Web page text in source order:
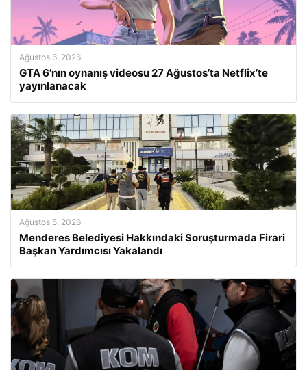
Ağustos 6, 2026
GTA 6’nın oynanış videosu 27 Ağustos’ta Netflix’te
yayınlanacak
Ağustos 5, 2026
Menderes Belediyesi Hakkındaki Soruşturmada Firari
Başkan Yardımcısı Yakalandı